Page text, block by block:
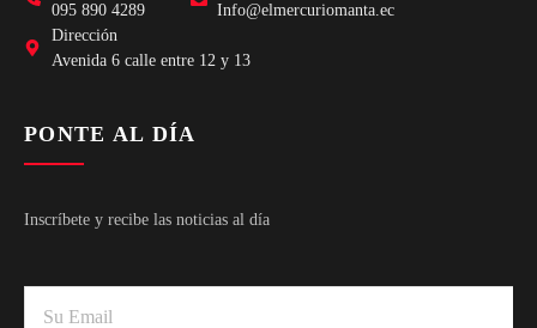
095 890 4289
Info@elmercuriomanta.ec
Dirección
Avenida 6 calle entre 12 y 13
PONTE AL DÍA
Inscríbete y recibe las noticias al día